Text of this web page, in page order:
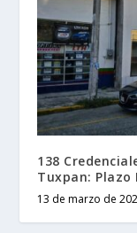
138
Tuxpan: Plazo
13 de marzo de